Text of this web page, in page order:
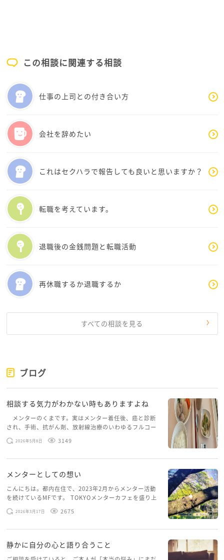
②部下が妊娠、休業となった場合、はなさんが上司と
して業務調整や欠員補充しなければなない。
このような状況の場合、わたしならどうするか考えて
みました。
てる（何月何日に退職し、何月何日にどこで開業す
る、資金計画など）。
②妊娠した部下はいつ復帰予定であるかを確認する
（人によっては数か月で復職する場合もあるでしょ
認する。本人から産休届を出されたらそれを代表に伝
える。あるいは本人から代表に届を出すよう指示す
る。
③同時に代表には何月何日に自分は退職したい、その
ためにこのような計画をしているということを伝えま
す。その際にはこれまで10年間お世話になってきた感
謝の言葉も伝えます。同時にふたりの戦力を失うとな
ると会社にとっては痛手かもしれませんが、そういう
のことは代表に考えてもらえばよいのではないでしょ
うか。
なさんが独立することはわかっていると思いますし、
若い女性を雇っていれば妊娠、休業の可能性がある、
中には職を探している人が沢山いますので、後任もき
っとすぐに見つかることでしょう。
10年勤めてきた職場ですから円満に退職したいですよ
係でいられるように、代表と納得いくまで話し合いを
してみてはいかがでしょうか。
少しでも参考になれたらうれしいです。
この相談に関連する相談
仕事の上司との付き合い方
会社を辞めたい
これはセクハラで報告しても良いと思いますか？
転職を考えています。
退職後の金銭問題と転職活動
再休職するか退職するか
すべての相談を見る
ブログ
相談する気力がわかない時もありますよね
メンターのくまです。実はメンター着任後、癌と診断
され、手術、抗がん剤、放射線治療のいわゆるフルコー
スを体験していて、しばらくメンターカフェに来られて
いませんでした。体力だけでなく、気力も落ちパソコン
2026年5月8日 3149
メンターとしての想い
こんにちは。都内在住で、2023年2月からメンター活動
を続けているMFです。 TOKYOメンターカフェを盛り上
げたいという想いから、勇気を出して初めてブログを投
稿してみようと思います。少し自分のことを書いてみま
2026年3月17日 2675
静かに自分の心と語り合うこと